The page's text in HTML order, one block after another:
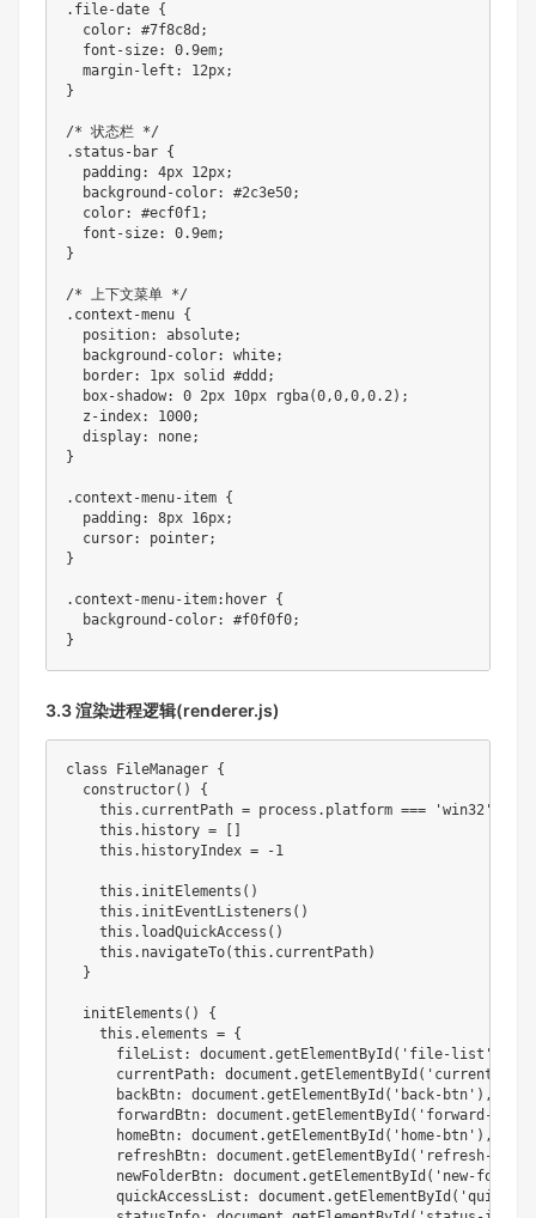
.file-date {
  color: #7f8c8d;
  font-size: 0.9em;
  margin-left: 12px;
}
/* 状态栏 */
.status-bar {
  padding: 4px 12px;
  background-color: #2c3e50;
  color: #ecf0f1;
  font-size: 0.9em;
}
/* 上下文菜单 */
.context-menu {
  position: absolute;
  background-color: white;
  border: 1px solid #ddd;
  box-shadow: 0 2px 10px rgba(0,0,0,0.2);
  z-index: 1000;
  display: none;
}
.context-menu-item {
  padding: 8px 16px;
  cursor: pointer;
}
.context-menu-item:hover {
  background-color: #f0f0f0;
}
3.3 渲染进程逻辑(renderer.js)
class FileManager {
  constructor() {
this.currentPath = process.platform === 'win32' ?
    this.history = []
    this.historyIndex = -1
    this.initElements()
    this.initEventListeners()
    this.loadQuickAccess()
    this.navigateTo(this.currentPath)
  }
  initElements() {
    this.elements = {
      fileList: document.getElementById('file-list'),
currentPath: document.getElementById('current-
      backBtn: document.getElementById('back-btn'),
forwardBtn: document.getElementById('forward-
      homeBtn: document.getElementById('home-btn'),
refreshBtn: document.getElementById('refresh-
newFolderBtn: document.getElementById('new-
quickAccessList: document.getElementById('quick-